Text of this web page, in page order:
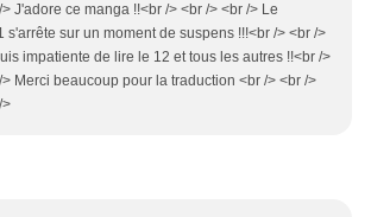
J'adore ce manga !!<br /> <br /> <br /> Le
s'arrête sur un moment de suspens !!!<br /> <br />
impatiente de lire le 12 et tous les autres !!<br />
> Merci beaucoup pour la traduction <br /> <br />
>